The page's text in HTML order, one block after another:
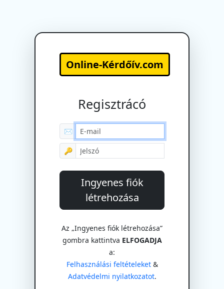
Online-Kérdőív.com
Regisztrácó
✉
🔑
Ingyenes fiók
létrehozása
Az „Ingyenes fiók létrehozása”
gombra kattintva ELFOGADJA
a:
Felhasználási feltételeket&
Adatvédelmi nyilatkozatot.